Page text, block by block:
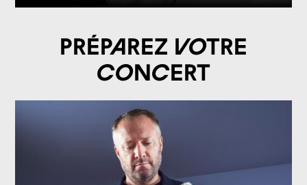
Préparez votre
concert